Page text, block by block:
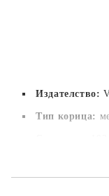
Издателство:
Тип корица: